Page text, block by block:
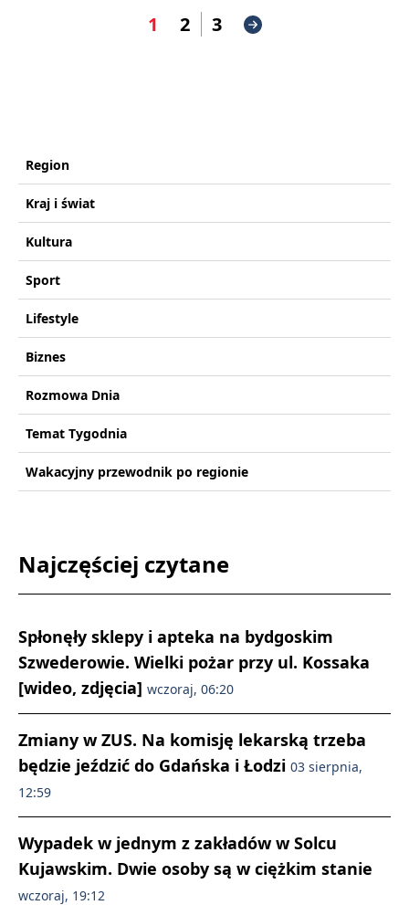
1 2 3
Region
Kraj i świat
Kultura
Sport
Lifestyle
Biznes
Rozmowa Dnia
Temat Tygodnia
Wakacyjny przewodnik po regionie
Najczęściej czytane
Spłonęły sklepy i apteka na bydgoskim
Szwederowie. Wielki pożar przy ul. Kossaka
[wideo, zdjęcia] wczoraj, 06:20
Zmiany w ZUS. Na komisję lekarską trzeba
będzie jeździć do Gdańska i Łodzi 03 sierpnia,
12:59
Wypadek w jednym z zakładów w Solcu
Kujawskim. Dwie osoby są w ciężkim stanie
wczoraj, 19:12